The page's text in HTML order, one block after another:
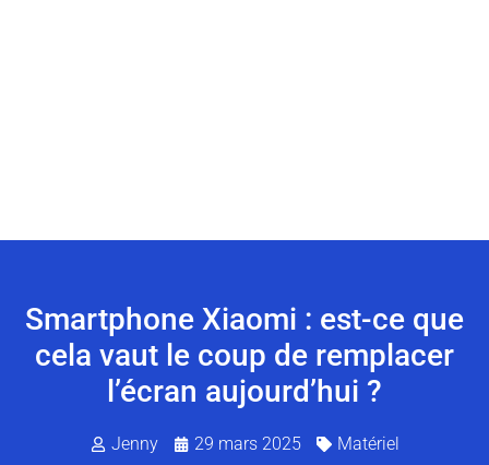
Smartphone Xiaomi : est-ce que
cela vaut le coup de remplacer
l’écran aujourd’hui ?
Jenny 29 mars 2025 Matériel